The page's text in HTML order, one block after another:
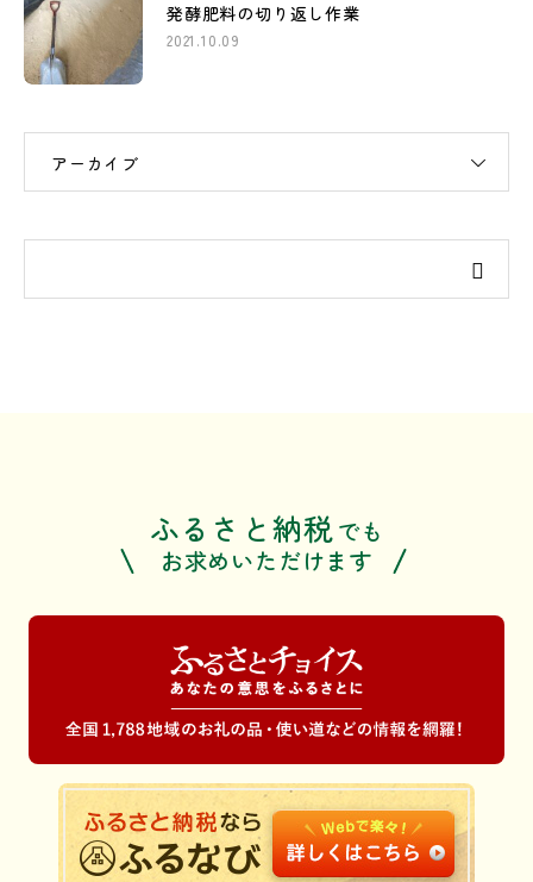
発酵肥料の切り返し作業
2021.10.09
アーカイブ
ふるさと納税でも
お求めいただけます